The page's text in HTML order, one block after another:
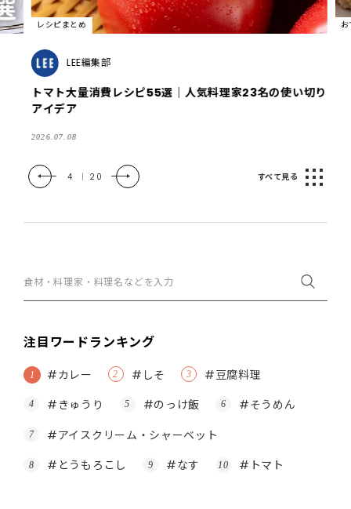
レシピまとめ
LEE編集部
トマト大量消費レシピ55選｜人気料理家23名の使い切り
アイデア
2026.07.08
お
4 | 20 すべて見る
材・
料
理
理
な
ど
入
注目ワードランキング
#カレー #しそ
#豆腐料理
#きゅうり
#のっけ飯
#そうめん
#アイスクリーム・シャーベット
#とうもろこし
#なす #トマト